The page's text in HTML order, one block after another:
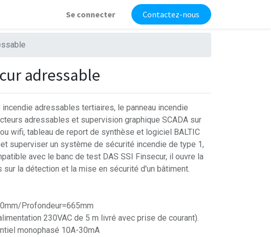
Se connecter Contactez-nous
adressable
adressables tertiaires, le panneau incendie
adressables et supervision graphique SCADA sur
wifi, tableau de report de synthèse et logiciel BALTIC
superviser un système de sécurité incendie de type 1,
avec le banc de test DAS SSI Finsecur, il ouvre la
la détection et la mise en sécurité d'un bâtiment.
Profondeur=665mm
230VAC de 5 m livré avec prise de courant).
monophasé 10A-30mA